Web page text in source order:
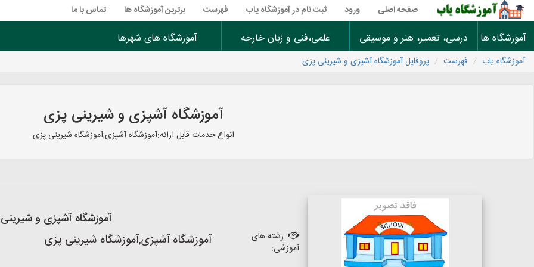
صفحه اصلی ورود ثبت نام در آموزشگاه یاب فهرست برترین آموزشگاه ها تماس با ما
آموزشگاه ها درسی، تعمیر، هنر و موسیقی علمی،فنی و زبان خارجه آموزشگاه های شهرها
آموزشگاه یاب فهرست پروفایل آموزشگاه آشپزی و شیرینی پزی
آموزشگاه آشپزی و شیرینی پزی
انواع خدمات قابل ارائه:آموزشگاه آشپزی,آموزشگاه شیرینی پزی
آموزشگاه آشپزی و
رشته های
آموزشی:
آموزشگاه آشپزی,آموزشگاه شیرینی پزی